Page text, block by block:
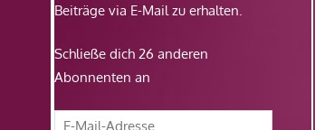
Beiträge via E-Mail zu erhalten.
Schließe dich 26 anderen
Abonnenten an
E-